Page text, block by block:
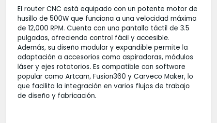
El router CNC está equipado con un potente motor de
husillo de 500W que funciona a una velocidad máxima
de 12,000 RPM. Cuenta con una pantalla táctil de 3.5
pulgadas, ofreciendo control fácil y accesible.
Además, su diseño modular y expandible permite la
adaptación a accesorios como aspiradoras, módulos
láser y ejes rotatorios. Es compatible con software
popular como Artcam, Fusion360 y Carveco Maker, lo
que facilita la integración en varios flujos de trabajo
de diseño y fabricación.